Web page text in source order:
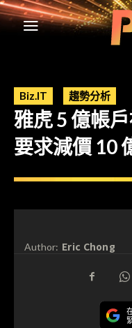
Biz.IT 趨勢分析
雅虎 5 億帳
要求減價 10
Author: Eric Chong